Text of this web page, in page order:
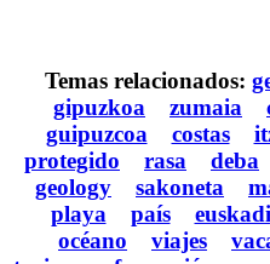
Temas relacionados:
gipuzkoa
zumaia
guipuzcoa
costas
protegido
rasa deba
geology
sakoneta
playa
país euskadi
océano
viajes